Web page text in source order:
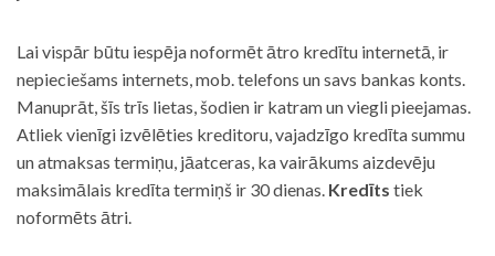
Lai vispār būtu iespēja noformēt ātro kredītu internetā, ir
nepieciešams internets, mob. telefons un savs bankas konts.
Manuprāt, šīs trīs lietas, šodien ir katram un viegli pieejamas.
Atliek vienīgi izvēlēties kreditoru, vajadzīgo kredīta summu
un atmaksas termiņu, jāatceras, ka vairākums aizdevēju
maksimālais kredīta termiņš ir 30 dienas. Kredīts tiek
noformēts ātri.